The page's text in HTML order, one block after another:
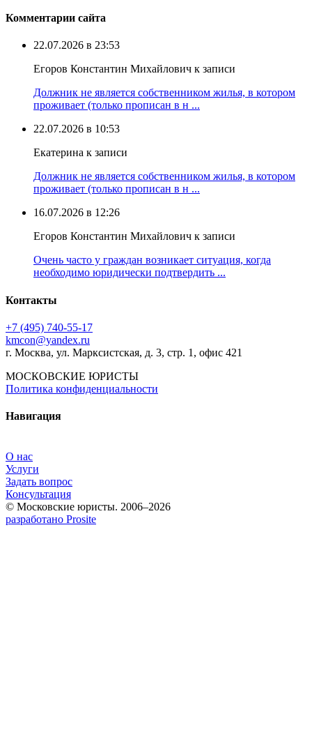
Комментарии сайта
22.07.2026 в 23:53
Егоров Константин Михайлович к записи
Должник не является собственником жилья, в котором
проживает (только прописан в н ...
22.07.2026 в 10:53
Екатерина к записи
Должник не является собственником жилья, в котором
проживает (только прописан в н ...
16.07.2026 в 12:26
Егоров Константин Михайлович к записи
Очень часто у граждан возникает ситуация, когда
необходимо юридически подтвердить ...
Контакты
+7 (495) 740‑55‑17
kmcon@yandex.ru
г. Москва, ул. Марксистская, д. 3, стр. 1, офис 421
МОСКОВСКИЕ ЮРИСТЫ
Политика конфиденциальности
Навигация
О нас
Услуги
Задать вопрос
Консультация
© Московские юристы. 2006–2026
разработано Prosite